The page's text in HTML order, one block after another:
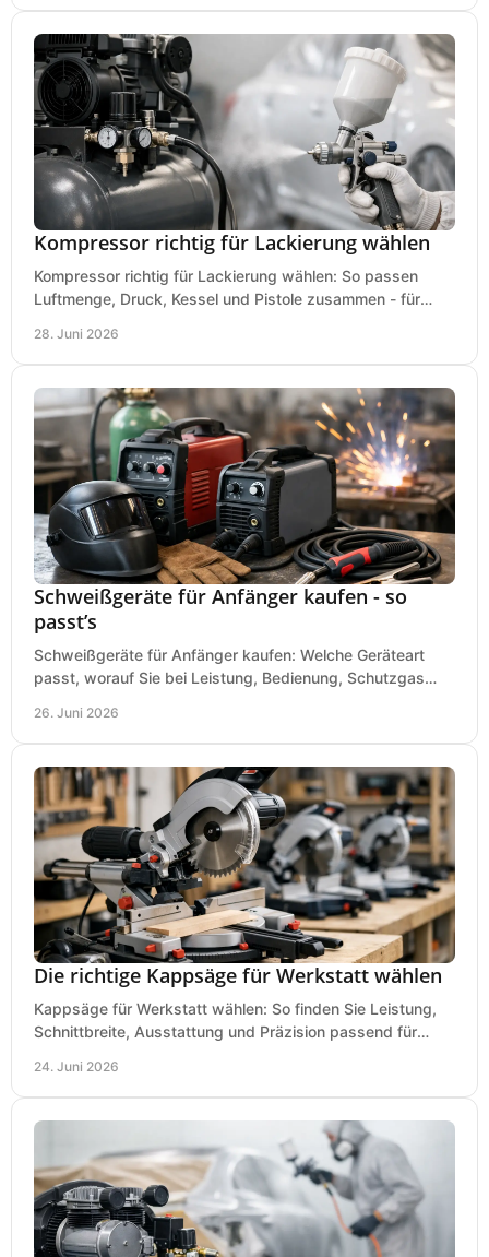
Kompressor richtig für Lackierung wählen
Kompressor richtig für Lackierung wählen: So passen
Luftmenge, Druck, Kessel und Pistole zusammen - für
28. Juni 2026
Schweißgeräte für Anfänger kaufen - so
passt’s
Schweißgeräte für Anfänger kaufen: Welche Geräteart
passt, worauf Sie bei Leistung, Bedienung, Schutzgas
26. Juni 2026
Die richtige Kappsäge für Werkstatt wählen
Kappsäge für Werkstatt wählen: So finden Sie Leistung,
Schnittbreite, Ausstattung und Präzision passend für
24. Juni 2026